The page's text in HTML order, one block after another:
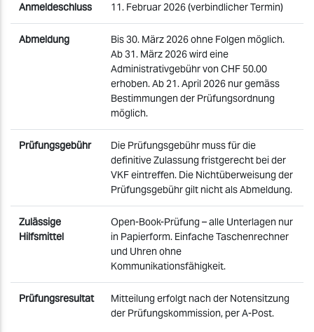
Anmeldeschluss 11. Februar 2026 (verbindlicher Termin)
Abmeldung
Bis 30. März 2026 ohne Folgen möglich.
Ab 31. März 2026 wird eine
Administrativgebühr von CHF 50.00
erhoben. Ab 21. April 2026 nur gemäss
Bestimmungen der Prüfungsordnung
möglich.
Prüfungsgebühr
Die Prüfungsgebühr muss für die
definitive Zulassung fristgerecht bei der
VKF eintreffen. Die Nichtüberweisung der
Prüfungsgebühr gilt nicht als Abmeldung.
Zulässige
Hilfsmittel
Open-Book-Prüfung – alle Unterlagen nur
in Papierform. Einfache Taschenrechner
und Uhren ohne
Kommunikationsfähigkeit.
Prüfungsresultat
Mitteilung erfolgt nach der Notensitzung
der Prüfungskommission, per A-Post.